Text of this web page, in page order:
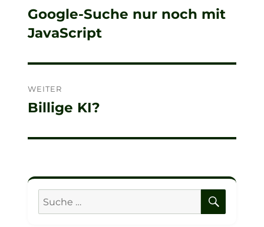
Vorheriger
Beitrag:
Google-Suche nur noch mit
JavaScript
WEITER
Nächster
Billige KI?
Suche
nach: